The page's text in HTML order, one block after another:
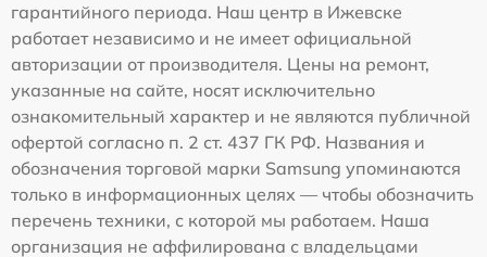
гарантийного периода. Наш центр в Ижевске
работает независимо и не имеет официальной
авторизации от производителя. Цены на ремонт,
указанные на сайте, носят исключительно
ознакомительный характер и не являются публичной
офертой согласно п. 2 ст. 437 ГК РФ. Названия и
обозначения торговой марки Samsung упоминаются
только в информационных целях — чтобы обозначить
перечень техники, с которой мы работаем. Наша
организация не аффилирована с владельцами